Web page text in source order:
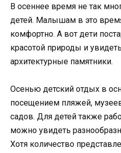
В осеннее время не так
детей. Малышам в это
комфортно. А вот дети
красотой природы и
архитектурные памятники.
Осенью детский отдых в
посещением пляжей,
садов. Для детей также
можно увидеть
Хотя количество